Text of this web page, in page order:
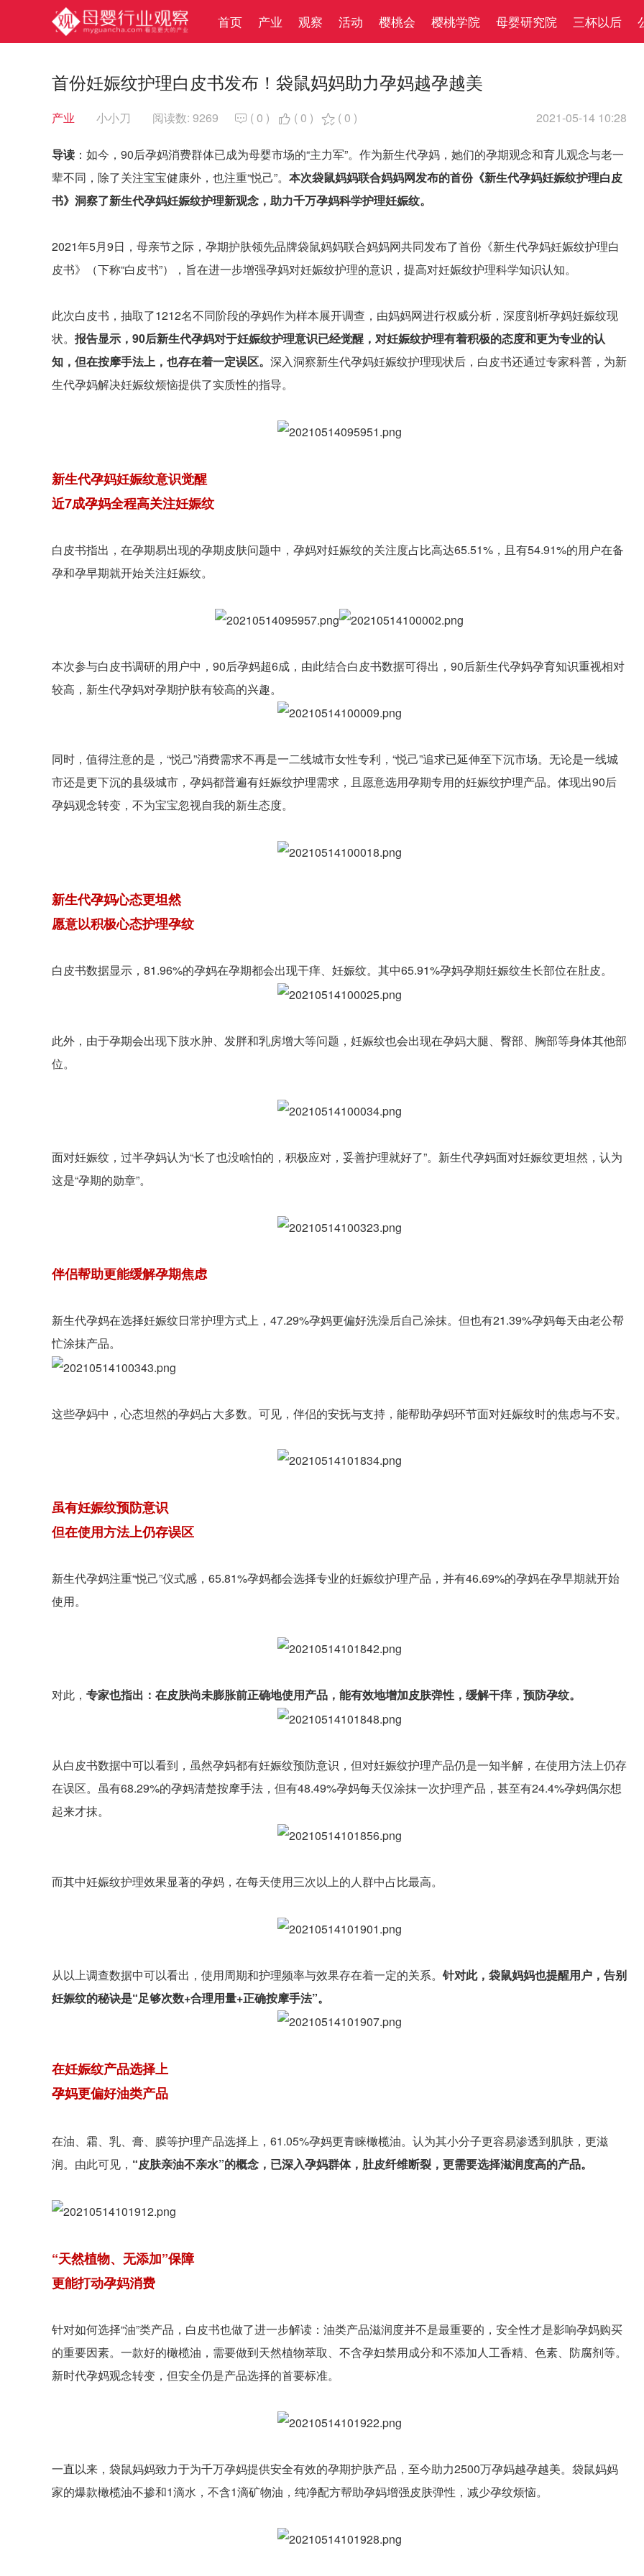
首页 产业 观察 活动 樱桃会 樱桃学院 母婴研究院 三杯以后
首份妊娠纹护理白皮书发布！袋鼠妈妈助力孕妈越孕越美
产业 小小刀 阅读数: 9269  (0 )  (0 )  (0 ) 2021-05-14 10:28
导读 ：如今，90后孕妈消费群体已成为母婴市场的“主力军”。作为新生代孕妈，她们的孕期观念和育儿观念与老一
辈不同，除了关注宝宝健康外，也注重“悦己”。 本次袋鼠妈妈联合妈妈网发布的首份《新生代孕妈妊娠纹护理白皮
书》洞察了新生代孕妈妊娠纹护理新观念，助力千万孕妈科学护理妊娠纹。
2021年5月9日，母亲节之际，孕期护肤领先品牌袋鼠妈妈联合妈妈网共同发布了首份《新生代孕妈妊娠纹护理白
皮书》（下称“白皮书”），旨在进一步增强孕妈对妊娠纹护理的意识，提高对妊娠纹护理科学知识认知。
此次白皮书，抽取了1212名不同阶段的孕妈作为样本展开调查，由妈妈网进行权威分析，深度剖析孕妈妊娠纹现
状。 报告显示，90后新生代孕妈对于妊娠纹护理意识已经觉醒，对妊娠纹护理有着积极的态度和更为专业的认
知 ，但在按摩手法上，也存在着一定误区。 深入洞察新生代孕妈妊娠纹护理现状后，白皮书还通过专家科普，为新
生代孕妈解决妊娠纹烦恼提供了实质性的指导。
新生代孕妈妊娠纹意识觉醒
近7成孕妈全程高关注妊娠纹
白皮书指出，在孕期易出现的孕期皮肤问题中，孕妈对妊娠纹的关注度占比高达65.51%，且有54.91%的用户在备
孕和孕早期就开始关注妊娠纹。
本次参与白皮书调研的用户中，90后孕妈超6成，由此结合白皮书数据可得出，90后新生代孕妈孕育知识重视相对
较高，新生代孕妈对孕期护肤有较高的兴趣。
同时，值得注意的是，“悦己”消费需求不再是一二线城市女性专利，“悦己”追求已延伸至下沉市场。无论是一线城
市还是更下沉的县级城市，孕妈都普遍有妊娠纹护理需求，且愿意选用孕期专用的妊娠纹护理产品。体现出90后
孕妈观念转变，不为宝宝忽视自我的新生态度。
新生代孕妈心态更坦然
愿意以积极心态护理孕纹
白皮书数据显示，81.96%的孕妈在孕期都会出现干痒、妊娠纹。其中65.91%孕妈孕期妊娠纹生长部位在肚皮。
此外，由于孕期会出现下肢水肿、发胖和乳房增大等问题，妊娠纹也会出现在孕妈大腿、臀部、胸部等身体其他部
位。
面对妊娠纹，过半孕妈认为“长了也没啥怕的，积极应对，妥善护理就好了”。新生代孕妈面对妊娠纹更坦然，认为
这是“孕期的勋章”。
伴侣帮助更能缓解孕期焦虑
新生代孕妈在选择妊娠纹日常护理方式上，47.29%孕妈更偏好洗澡后自己涂抹。但也有21.39%孕妈每天由老公帮
忙涂抹产品。
这些孕妈中，心态坦然的孕妈占大多数。可见，伴侣的安抚与支持，能帮助孕妈环节面对妊娠纹时的焦虑与不安。
虽有妊娠纹预防意识
但在使用方法上仍存误区
新生代孕妈注重“悦己”仪式感，65.81%孕妈都会选择专业的妊娠纹护理产品，并有46.69%的孕妈在孕早期就开始
使用。
对此， 专家也指出：在皮肤尚未膨胀前正确地使用产品，能有效地增加皮肤弹性，缓解干痒，预防孕纹。
从白皮书数据中可以看到，虽然孕妈都有妊娠纹预防意识，但对妊娠纹护理产品仍是一知半解，在使用方法上仍存
在误区。虽有68.29%的孕妈清楚按摩手法，但有48.49%孕妈每天仅涂抹一次护理产品，甚至有24.4%孕妈偶尔想
起来才抹。
而其中妊娠纹护理效果显著的孕妈，在每天使用三次以上的人群中占比最高。
从以上调查数据中可以看出，使用周期和护理频率与效果存在着一定的关系。 针对此，袋鼠妈妈也提醒用户，告别
妊娠纹的秘诀是“足够次数+合理用量+正确按摩手法”。
在妊娠纹产品选择上
孕妈更偏好油类产品
在油、霜、乳、膏、膜等护理产品选择上，61.05%孕妈更青睐橄榄油。认为其小分子更容易渗透到肌肤，更滋
润。由此可见， “皮肤亲油不亲水”的概念，已深入孕妈群体，肚皮纤维断裂，更需要选择滋润度高的产品。
“天然植物、无添加”保障
更能打动孕妈消费
针对如何选择“油”类产品，白皮书也做了进一步解读：油类产品滋润度并不是最重要的，安全性才是影响孕妈购买
的重要因素。一款好的橄榄油，需要做到天然植物萃取、不含孕妇禁用成分和不添加人工香精、色素、防腐剂等。
新时代孕妈观念转变，但安全仍是产品选择的首要标准。
一直以来，袋鼠妈妈致力于为千万孕妈提供安全有效的孕期护肤产品，至今助力2500万孕妈越孕越美。袋鼠妈妈
家的爆款橄榄油不掺和1滴水，不含1滴矿物油，纯净配方帮助孕妈增强皮肤弹性，减少孕纹烦恼。